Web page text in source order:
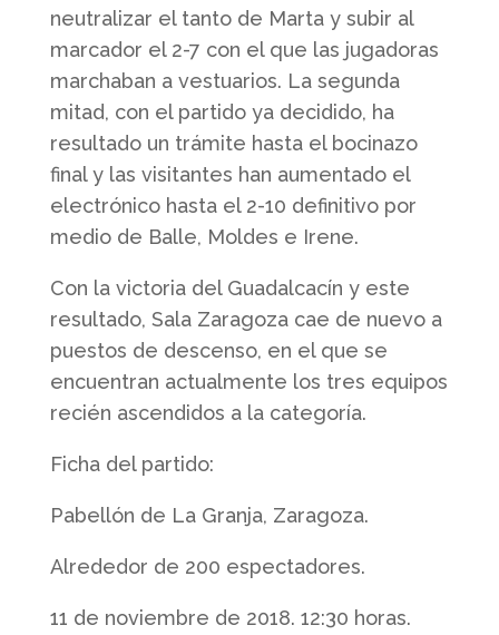
neutralizar el tanto de Marta y subir al
marcador el 2-7 con el que las jugadoras
marchaban a vestuarios. La segunda
mitad, con el partido ya decidido, ha
resultado un trámite hasta el bocinazo
final y las visitantes han aumentado el
electrónico hasta el 2-10 definitivo por
medio de Balle, Moldes e Irene.
Con la victoria del Guadalcacín y este
resultado, Sala Zaragoza cae de nuevo a
puestos de descenso, en el que se
encuentran actualmente los tres equipos
recién ascendidos a la categoría.
Ficha del partido:
Pabellón de La Granja, Zaragoza.
Alrededor de 200 espectadores.
11 de noviembre de 2018. 12:30 horas.